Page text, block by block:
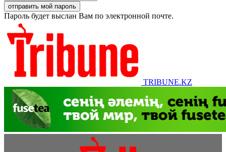
Пароль будет выслан Вам по электронной почте.
TRIBUNE.KZ